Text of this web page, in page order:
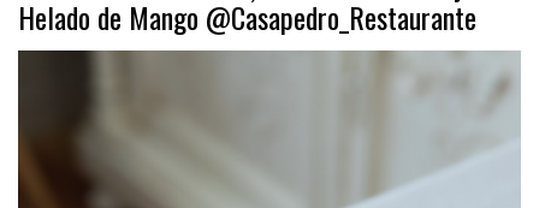
Helado de Mango @Casapedro_Restaurante